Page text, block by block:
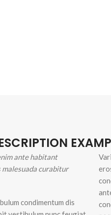
ante habitant
malesuada curabitur
condimentum dis